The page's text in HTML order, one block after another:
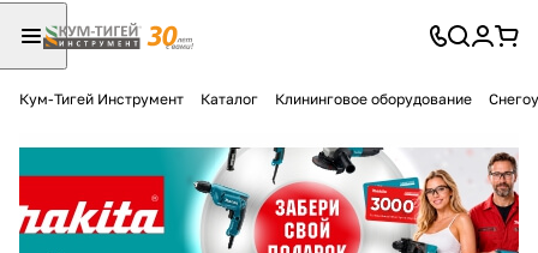
Кум-Тигей Инструмент Каталог Клининговое оборудование
Разбейте
оплатуна части